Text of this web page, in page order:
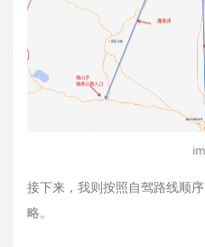
接下来，我则按照自驾路线顺
略。